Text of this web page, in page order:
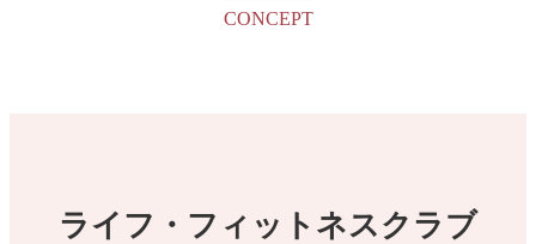
CONCEPT
ライフ・フィットネスクラブ